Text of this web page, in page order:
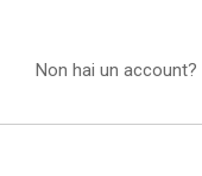
Non hai un account?